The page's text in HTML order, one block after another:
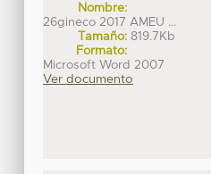
Nombre:
26gineco 2017 AMEU ...
Tamaño: 819.7Kb
Formato:
Microsoft Word 2007
Ver documento